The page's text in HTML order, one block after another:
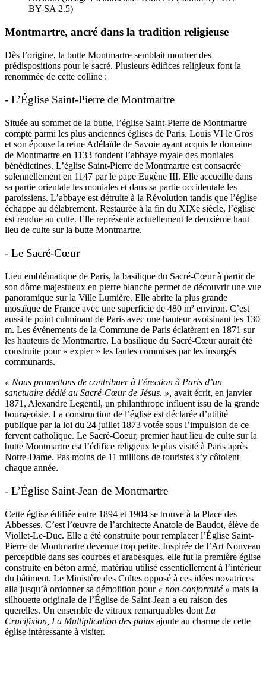
BY-SA 2.5)
Montmartre, ancré dans la tradition religieuse
Dès l’origine, la butte Montmartre semblait montrer des
prédispositions pour le sacré. Plusieurs édifices religieux font la
renommée de cette colline :
- L’Église Saint-Pierre de Montmartre
Située au sommet de la butte, l’église Saint-Pierre de Montmartre
compte parmi les plus anciennes églises de Paris. Louis VI le Gros
et son épouse la reine Adélaïde de Savoie ayant acquis le domaine
de Montmartre en 1133 fondent l’abbaye royale des moniales
bénédictines. L’église Saint-Pierre de Montmartre est consacrée
solennellement en 1147 par le pape Eugène III. Elle accueille dans
sa partie orientale les moniales et dans sa partie occidentale les
paroissiens. L’abbaye est détruite à la Révolution tandis que l’église
échappe au délabrement. Restaurée à la fin du XIXe siècle, l’église
est rendue au culte. Elle représente actuellement le deuxième haut
lieu de culte sur la butte Montmartre.
- Le Sacré-Cœur
Lieu emblématique de Paris, la basilique du Sacré-Cœur à partir de
son dôme majestueux en pierre blanche permet de découvrir une vue
panoramique sur la Ville Lumière. Elle abrite la plus grande
mosaïque de France avec une superficie de 480 m² environ. C’est
aussi le point culminant de Paris avec une hauteur avoisinant les 130
m. Les événements de la Commune de Paris éclatèrent en 1871 sur
les hauteurs de Montmartre. La basilique du Sacré-Cœur aurait été
construite pour « expier » les fautes commises par les insurgés
communards.
« Nous promettons de contribuer à l’érection à Paris d’un
sanctuaire dédié au Sacré-Cœur de Jésus. », avait écrit, en janvier
1871, Alexandre Legentil, un philanthrope influent issu de la grande
bourgeoisie. La construction de l’église est déclarée d’utilité
publique par la loi du 24 juillet 1873 votée sous l’impulsion de ce
fervent catholique. Le Sacré-Coeur, premier haut lieu de culte sur la
butte Montmartre est l’édifice religieux le plus visité à Paris après
Notre-Dame. Pas moins de 11 millions de touristes s’y côtoient
chaque année.
- L’Église Saint-Jean de Montmartre
Cette église édifiée entre 1894 et 1904 se trouve à la Place des
Abbesses. C’est l’œuvre de l’architecte Anatole de Baudot, élève de
Viollet-Le-Duc. Elle a été construite pour remplacer l’Église Saint-
Pierre de Montmartre devenue trop petite. Inspirée de l’Art Nouveau
perceptible dans ses courbes et arabesques, elle fut la première église
construite en béton armé, matériau utilisé essentiellement à l’intérieur
du bâtiment. Le Ministère des Cultes opposé à ces idées novatrices
alla jusqu’à ordonner sa démolition pour « non-conformité » mais la
silhouette originale de l’Église de Saint-Jean a eu raison des
querelles. Un ensemble de vitraux remarquables dont La
Crucifixion, La Multiplication des pains ajoute au charme de cette
église intéressante à visiter.